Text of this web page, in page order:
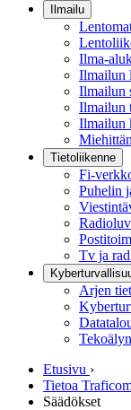
Ilmailu
Ilma-
Ilmailun
Ilmailun
Ilmailun
Ilmailun
Tietoliikenne
Fi-
Puhelin
Tv ja
Arjen
Etusivu ›
Tietoa
Säädökset